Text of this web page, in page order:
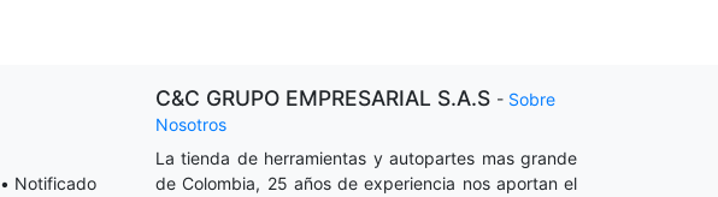
• Notificado
C&C GRUPO EMPRESARIAL S.A.S - Sobre
Nosotros
La tienda de herramientas y autopartes mas grande
de Colombia, 25 años de experiencia nos aportan el